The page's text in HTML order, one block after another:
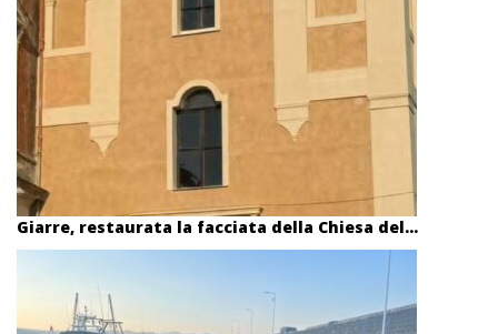
Giarre, restaurata la facciata della Chiesa del...